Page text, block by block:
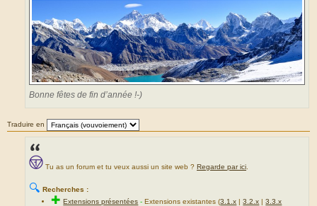
Bonne fêtes de fin d’année !-)
Traduire en
Tu as un forum et tu veux aussi un site web ? Regarde par ici
🔍 Recherches :
✚Extensions présentées -Extensions existantes (3.1.x |3.2.x |3.3.x